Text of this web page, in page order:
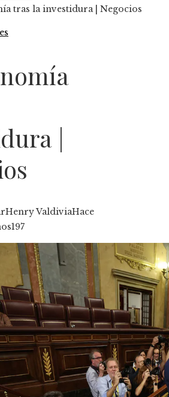
tras la investidura | Negocios
|
Henry ValdiviaHace
197